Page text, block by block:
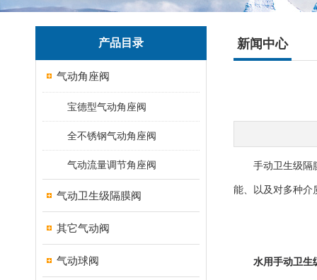
产品目录
气动角座阀
宝德型气动角座阀
全不锈钢气动角座阀
气动流量调节角座阀
气动卫生级隔膜阀
其它气动阀
气动球阀
新闻中心
手动卫生级隔膜
能、以及对多种介
水用手动卫生